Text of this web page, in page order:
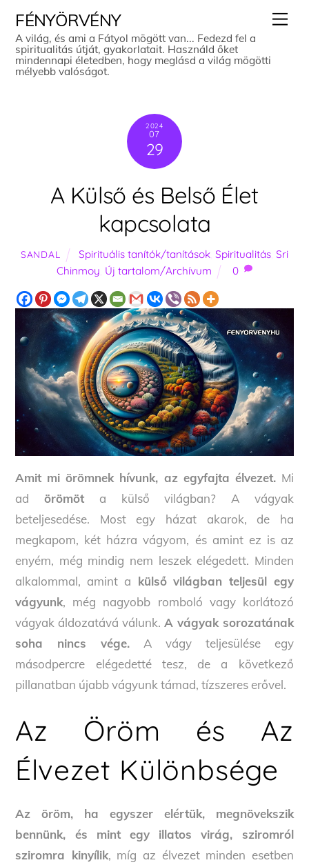
content
FÉNYÖRVÉNY
A világ, és ami a Fátyol mögött van... Fedezd fel a
spiritualitás útját, gyakorlatait. Használd őket
mindennapi életedben, hogy meglásd a világ mögötti
mélyebb valóságot.
2024
07
29
A Külső és Belső Élet
kapcsolata
SANDAL Spirituális tanítók/tanítások, Spiritualitás, Sri
Chinmoy Új tartalom/Archívum 0
Amit mi örömnek hívunk, az egyfajta élvezet. Mi
adörömöt a külső világban? A vágyak
beteljesedése. Most egy házat akarok, de ha
megkapom, két házra vágyom, és amint ez is az
enyém, még mindig nem leszek elégedett. Minden
alkalommal, amint a külső világban teljesül egy
vágyunk, még nagyobb romboló vagy korlátozó
vágyak áldozatává válunk. A vágyak sorozatának
soha nincs vége. A vágy teljesülése egy
másodpercre elégedetté tesz, de a következő
pillanatban újabb vágyunk támad, tízszeres erővel.
Az Öröm és Az
Élvezet Különbsége
Az öröm, ha egyszer elértük, megnövekszik
bennünk, és mint egy illatos virág, sziromról
sziromra kinyílik, míg az élvezet minden esetben